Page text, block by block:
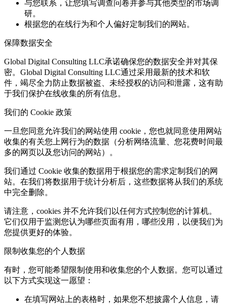
与您联系，让您填写调查问卷并参与其他类型的市场调
研。
根据您的在线行为和个人偏好定制我们的网站。
保障数据安全
Global Digital Consulting LLC承诺确保您的数据安全并对其保
密。Global Digital Consulting LLC通过采用最新的技术和软
件，竭尽全力防止数据被盗、未经授权的访问和泄露，这有助
于我们保护在线收集的所有信息。
我们的 Cookie 政策
一旦您同意允许我们的网站使用 cookie，您也就同意使用网站
收集的有关您上网行为的数据（分析网络流量、您花费时间最
多的网页以及您访问的网站）。
我们通过 Cookie 收集的数据用于根据您的需求定制我们的网
站。在我们将数据用于统计分析后，这些数据将从我们的系统
中完全删除。
请注意，cookies 并不允许我们以任何方式控制您的计算机。
它们仅用于监测您认为哪些页面有用，哪些没用，以便我们为
您提供更好的体验。
限制收集您的个人数据
有时，您可能希望限制使用和收集您的个人数据。您可以通过
以下方式实现这一愿望：
在填写网站上的表格时，如果您不想披露个人信息，请